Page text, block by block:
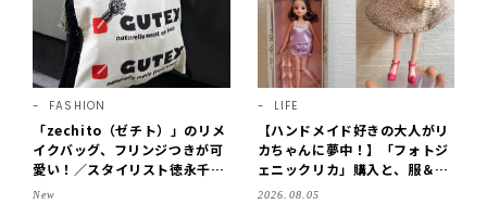
FASHION
「zechito（ゼチト）」のリメ
イクバッグ、フリンジつきが可
愛い！／スタイリスト徳永千夏
さん【おやこども名品】
New
LIFE
【ハンドメイド好きの大人がリ
カちゃんに夢中！】「フォトジ
ェニックリカ」購入と、服＆ク
ローゼットの手づくり実例をご
2026.08.05